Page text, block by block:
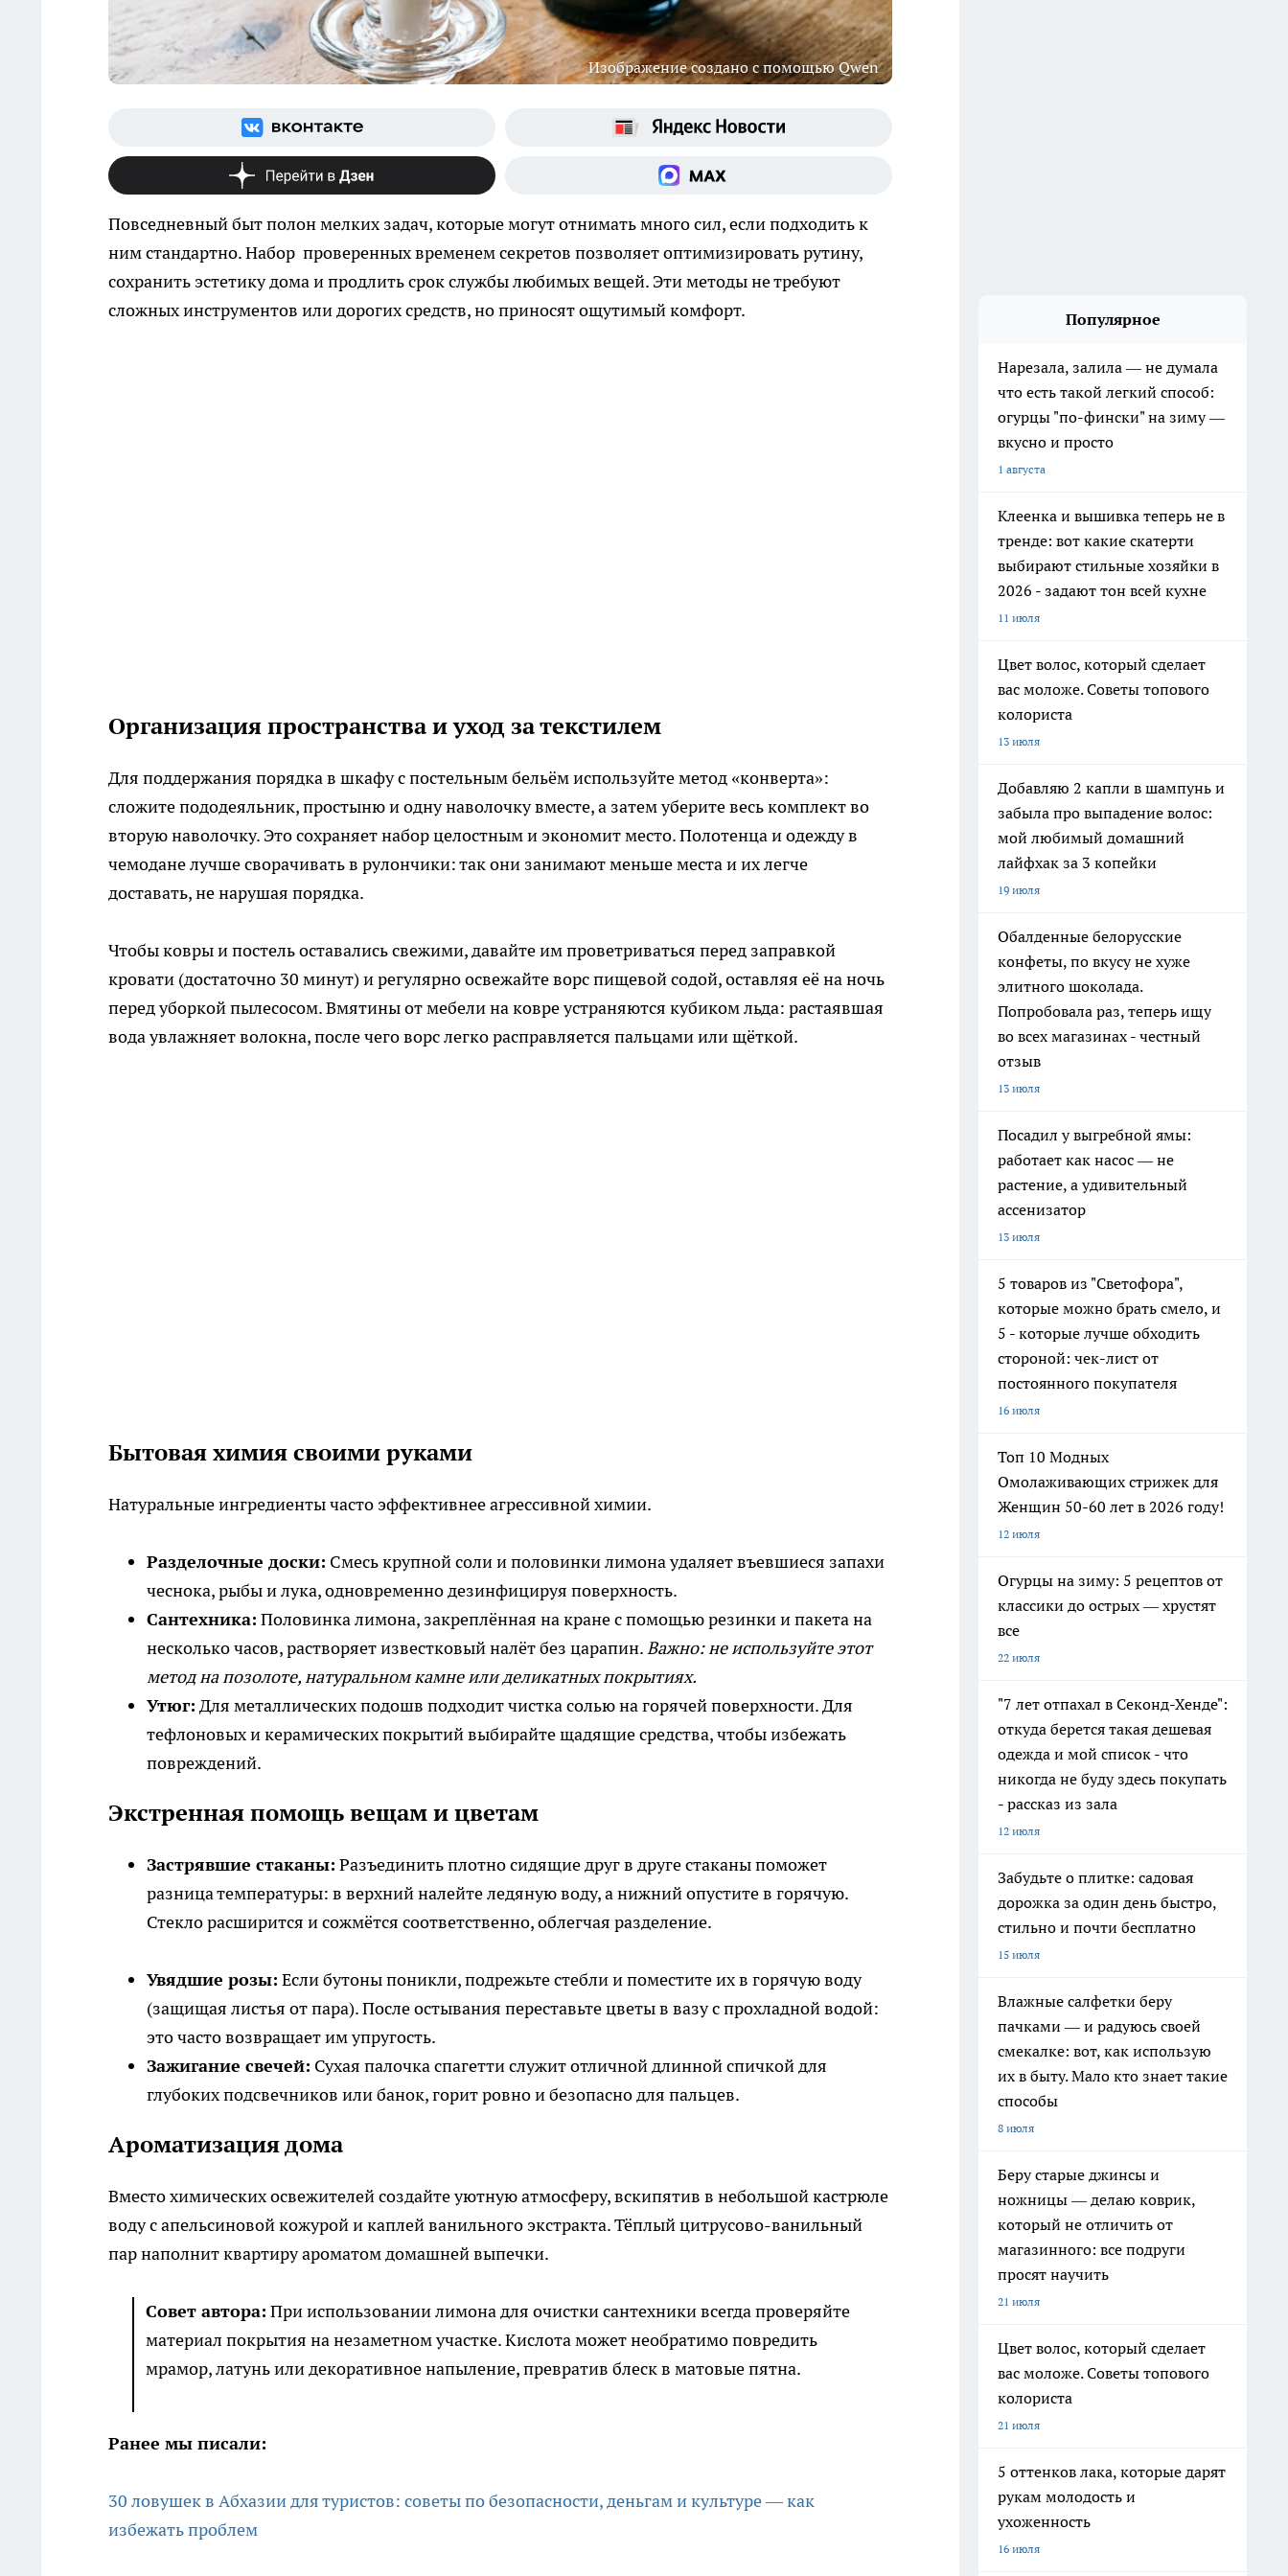
Изображение создано с помощью Qwen
Повседневный быт полон мелких задач, которые могут отнимать много сил, если подходить к
ним стандартно. Набор проверенных временем секретов позволяет оптимизировать рутину,
сохранить эстетику дома и продлить срок службы любимых вещей. Эти методы не требуют
сложных инструментов или дорогих средств, но приносят ощутимый комфорт.
Организация пространства и уход за текстилем
Для поддержания порядка в шкафу с постельным бельём используйте метод «конверта»:
сложите пододеяльник, простыню и одну наволочку вместе, а затем уберите весь комплект во
вторую наволочку. Это сохраняет набор целостным и экономит место. Полотенца и одежду в
чемодане лучше сворачивать в рулончики: так они занимают меньше места и их легче
доставать, не нарушая порядка.
Чтобы ковры и постель оставались свежими, давайте им проветриваться перед заправкой
кровати (достаточно 30 минут) и регулярно освежайте ворс пищевой содой, оставляя её на ночь
перед уборкой пылесосом. Вмятины от мебели на ковре устраняются кубиком льда: растаявшая
вода увлажняет волокна, после чего ворс легко расправляется пальцами или щёткой.
Бытовая химия своими руками
Натуральные ингредиенты часто эффективнее агрессивной химии.
Разделочные доски: Смесь крупной соли и половинки лимона удаляет въевшиеся запахи
чеснока, рыбы и лука, одновременно дезинфицируя поверхность.
Сантехника: Половинка лимона, закреплённая на кране с помощью резинки и пакета на
несколько часов, растворяет известковый налёт без царапин.Важно: не используйте этот
метод на позолоте, натуральном камне или деликатных покрытиях.
Утюг: Для металлических подошв подходит чистка солью на горячей поверхности. Для
тефлоновых и керамических покрытий выбирайте щадящие средства, чтобы избежать
повреждений.
Экстренная помощь вещам и цветам
Застрявшие стаканы: Разъединить плотно сидящие друг в друге стаканы поможет
разница температуры: в верхний налейте ледяную воду, а нижний опустите в горячую.
Стекло расширится и сожмётся соответственно, облегчая разделение.
Увядшие розы: Если бутоны поникли, подрежьте стебли и поместите их в горячую воду
(защищая листья от пара). После остывания переставьте цветы в вазу с прохладной водой:
это часто возвращает им упругость.
Зажигание свечей: Сухая палочка спагетти служит отличной длинной спичкой для
глубоких подсвечников или банок, горит ровно и безопасно для пальцев.
Ароматизация дома
Вместо химических освежителей создайте уютную атмосферу, вскипятив в небольшой кастрюле
воду с апельсиновой кожурой и каплей ванильного экстракта. Тёплый цитрусово-ванильный
пар наполнит квартиру ароматом домашней выпечки.
Совет автора: При использовании лимона для очистки сантехники всегда проверяйте
материал покрытия на незаметном участке. Кислота может необратимо повредить
мрамор, латунь или декоративное напыление, превратив блеск в матовые пятна.
Ранее мы писали:
30 ловушек в Абхазии для туристов: советы по безопасности, деньгам и культуре — как
избежать проблем
Популярное
Нарезала, залила — не думала
что есть такой легкий способ:
огурцы "по-фински" на зиму —
вкусно и просто
1 августа
Клеенка и вышивка теперь не в
тренде: вот какие скатерти
выбирают стильные хозяйки в
2026 - задают тон всей кухне
11 июля
Цвет волос, который сделает
вас моложе. Советы топового
колориста
13 июля
Добавляю 2 капли в шампунь и
забыла про выпадение волос:
мой любимый домашний
лайфхак за 3 копейки
19 июля
Обалденные белорусские
конфеты, по вкусу не хуже
элитного шоколада.
Попробовала раз, теперь ищу
во всех магазинах - честный
отзыв
13 июля
Посадил у выгребной ямы:
работает как насос — не
растение, а удивительный
ассенизатор
13 июля
5 товаров из "Светофора",
которые можно брать смело, и
5 - которые лучше обходить
стороной: чек-лист от
постоянного покупателя
16 июля
Топ 10 Модных
Омолаживающих стрижек для
Женщин 50-60 лет в 2026 году!
12 июля
Огурцы на зиму: 5 рецептов от
классики до острых — хрустят
все
22 июля
"7 лет отпахал в Секонд-Хенде":
откуда берется такая дешевая
одежда и мой список - что
никогда не буду здесь покупать
- рассказ из зала
12 июля
Забудьте о плитке: садовая
дорожка за один день быстро,
стильно и почти бесплатно
15 июля
Влажные салфетки беру
пачками — и радуюсь своей
смекалке: вот, как использую
их в быту. Мало кто знает такие
способы
8 июля
Беру старые джинсы и
ножницы — делаю коврик,
который не отличить от
магазинного: все подруги
просят научить
21 июля
Цвет волос, который сделает
вас моложе. Советы топового
колориста
21 июля
5 оттенков лака, которые дарят
рукам молодость и
ухоженность
16 июля